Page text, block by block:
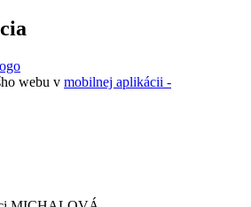
webu v mobilnej aplikácii -